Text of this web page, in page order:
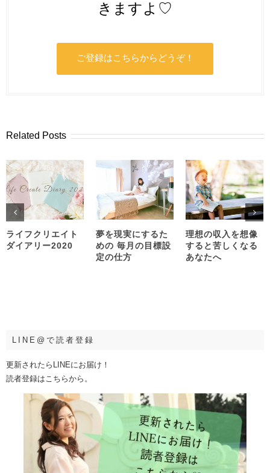
きますよ♡
ご登録はこちらからどうぞ！
Related Posts
ライフクリエイト
ダイアリー2020
夢を現実にするた
めの 毎月の目標設
定の仕方
理想の収入を想像
すると苦しくなる
あなたへ
LINE@で読者登録
更新されたらLINEにお届け！
読者登録はこちらから。